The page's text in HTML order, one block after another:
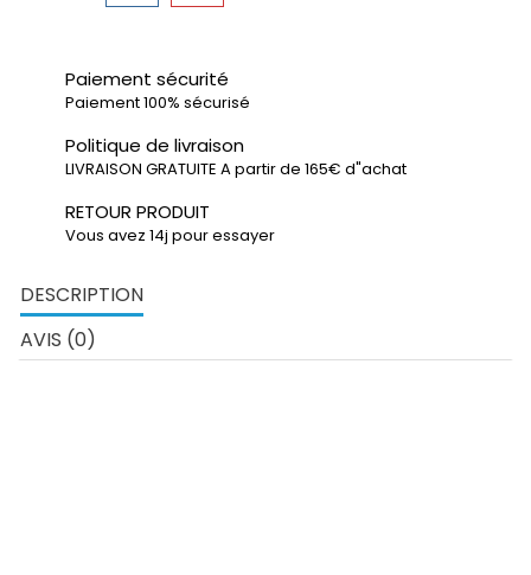
Paiement sécurité
Paiement 100% sécurisé
Politique de livraison
LIVRAISON GRATUITE A partir de 165€ d"achat
RETOUR PRODUIT
Vous avez 14j pour essayer
DESCRIPTION
AVIS (0)